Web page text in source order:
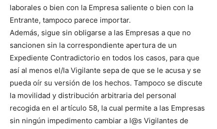
laborales o bien con la Empresa saliente o bien con la
Entrante, tampoco parece importar.
Además, sigue sin obligarse a las Empresas a que no
sancionen sin la correspondiente apertura de un
Expediente Contradictorio en todos los casos, para que
así al menos el/la Vigilante sepa de que se le acusa y se
pueda oír su versión de los hechos. Tampoco se discute
la movilidad y distribución arbitraria del personal
recogida en el artículo 58, la cual permite a las Empresas
sin ningún impedimento cambiar a l@s Vigilantes de